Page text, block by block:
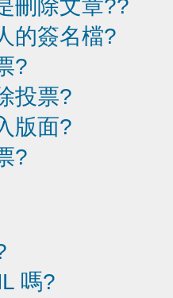
刪除文章??
的簽名檔?
?
投票?
版面?
?
嗎?